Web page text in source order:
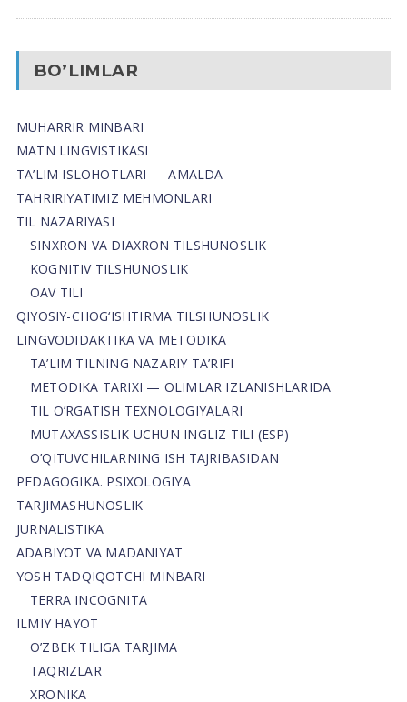
BO’LIMLAR
MUHARRIR MINBARI
MATN LINGVISTIKASI
TA’LIM ISLOHOTLARI — AMALDA
TAHRIRIYATIMIZ MEHMONLARI
TIL NAZARIYASI
SINXRON VA DIAXRON TILSHUNOSLIK
KOGNITIV TILSHUNOSLIK
OAV TILI
QIYOSIY-CHOG‘ISHTIRMA TILSHUNOSLIK
LINGVODIDAKTIKA VA METODIKA
TA’LIM TILNING NAZARIY TA’RIFI
METODIKA TARIXI — OLIMLAR IZLANISHLARIDA
TIL O’RGATISH TEXNOLOGIYALARI
MUTAXASSISLIK UCHUN INGLIZ TILI (ESP)
O’QITUVCHILARNING ISH TAJRIBASIDAN
PEDAGOGIKA. PSIXOLOGIYA
TARJIMASHUNOSLIK
JURNALISTIKA
ADABIYOT VA MADANIYAT
YOSH TADQIQOTCHI MINBARI
TERRA INCOGNITA
ILMIY HAYOT
O’ZBEK TILIGA TARJIMA
TAQRIZLAR
XRONIKA